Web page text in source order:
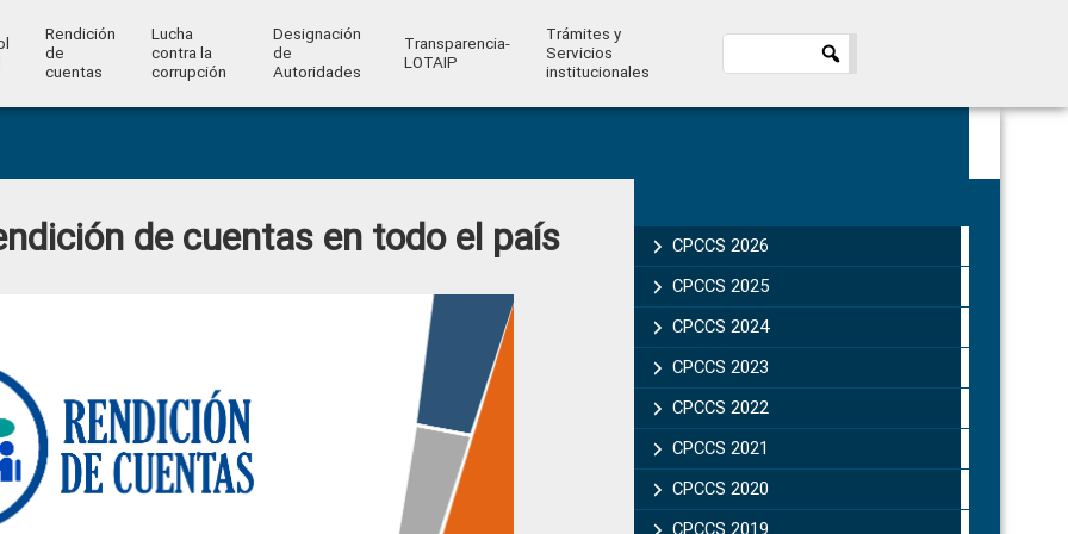
Rendición
de
cuentas
Lucha
contra la
corrupción
Designación
de
Autoridades
Transparencia-
LOTAIP
Trámites y
Servicios
institucionales
de cuentas en todo el país
Sidebar
CPCCS 2026
CPCCS 2025
CPCCS 2024
CPCCS 2023
CPCCS 2022
CPCCS 2021
CPCCS 2020
CPCCS 2019 .